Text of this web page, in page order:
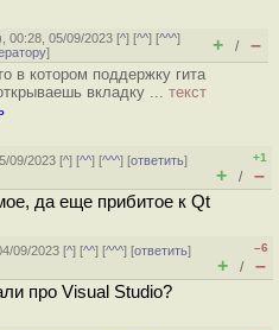
00:28, 05/09/2023 [^] [^^] [^^^]
] + / –
в котором поддержку гита
вкладку ... текст
09/2023 [^] [^^] [^^^] [ответить]
+1
+ / –
да еще прибитое к Qt
09/2023 [^] [^^] [^^^] [ответить]
–6
+ / –
про Visual Studio?